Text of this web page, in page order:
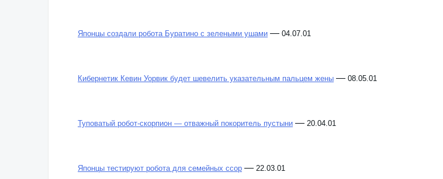
Японцы создали робота Буратино с зелеными ушами — 04.07.01
Кибернетик Кевин Уорвик будет шевелить указательным пальцем жены — 08.05.01
Туповатый робот-скорпион — отважный покоритель пустыни — 20.04.01
Японцы тестируют робота для семейных ссор — 22.03.01